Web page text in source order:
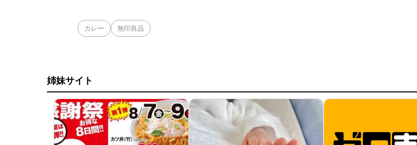
カレー 無印良品
姉妹サイト